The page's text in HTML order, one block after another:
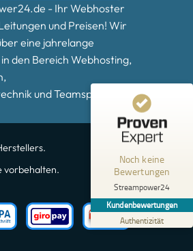
- Ihr Webhoster
und Preisen! Wir
eine jahrelange
den Bereich Webhosting,
und Teamspeak3.
vorbehalten.
Noch keine
Bewertungen
Streampower24
Kundenbewertungen
Authentizität
Kundenbewertungen und Erfahrungen zu
MANGELHAFT
0,00
/
5,00
Erfahren Sie mehr über dieses Bewertungssiegel
01.01.1970
ansehen